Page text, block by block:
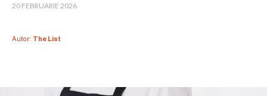
20 FEBRUARIE 2026
Autor: The List